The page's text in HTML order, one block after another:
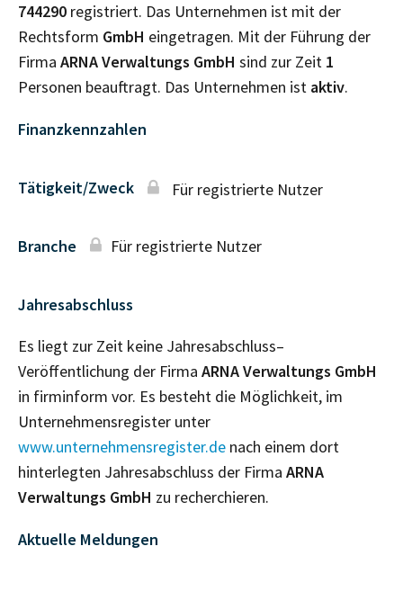
744290 registriert. Das Unternehmen ist mit der
Rechtsform GmbH eingetragen. Mit der Führung der
Firma ARNA Verwaltungs GmbH sind zur Zeit 1
Personen beauftragt. Das Unternehmen ist aktiv.
Finanzkennzahlen
Tätigkeit/Zweck Für registrierte Nutzer
Branche Für registrierte Nutzer
Jahresabschluss
Es liegt zur Zeit keine Jahresabschluss–
Veröffentlichung der Firma ARNA Verwaltungs GmbH
in firminform vor. Es besteht die Möglichkeit, im
Unternehmensregister unter
www.unternehmensregister.de nach einem dort
hinterlegten Jahresabschluss der Firma ARNA
Verwaltungs GmbH zu recherchieren.
Aktuelle Meldungen